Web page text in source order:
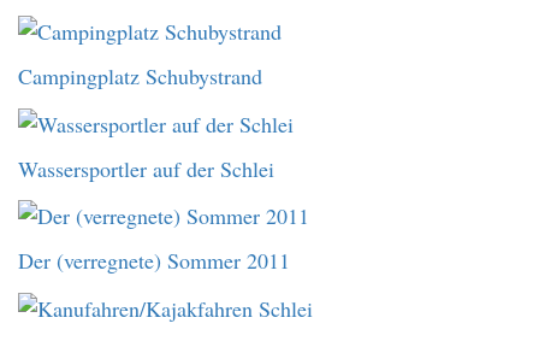
Campingplatz Schubystrand
Wassersportler auf der Schlei
Der (verregnete) Sommer 2011